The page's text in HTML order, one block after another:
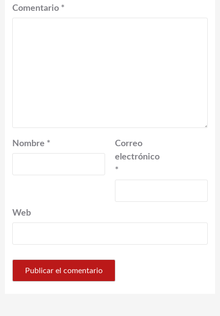
Comentario *
Nombre *
Correo
electrónico
*
Web